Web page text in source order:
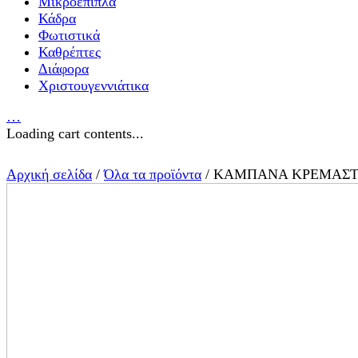
Κάδρα
Φωτιστικά
Καθρέπτες
Διάφορα
Χριστουγεννιάτικα
…
Loading cart contents...
Αρχική σελίδα /Όλα τα προϊόντα / ΚΑΜΠΑΝΑ